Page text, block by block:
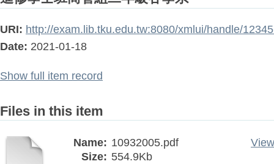
URI: http://exam.lib.tku.edu.tw:8080/xmlui/handle/
Date: 2021-01-18
Show full item record
Files in this item
Name: 10932005.pdf
Size: 554.9Kb